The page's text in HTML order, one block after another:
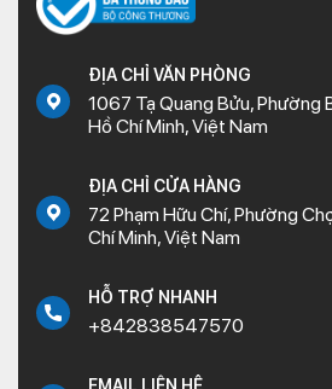
ĐỊA CHỈ VĂN PHÒNG
1067 Tạ Quang Bửu, Phường
Hồ Chí Minh, Việt Nam
ĐỊA CHỈ CỬA HÀNG
72 Phạm Hữu Chí, Phường
Chí Minh, Việt Nam
HỖ TRỢ NHANH
+842838547570